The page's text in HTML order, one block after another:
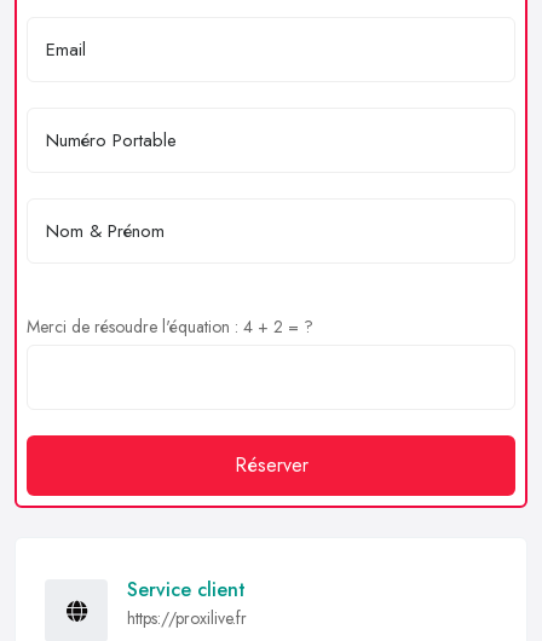
Merci de résoudre l'équation : 4 + 2 = ?
Réserver
Service client
https://proxilive.fr